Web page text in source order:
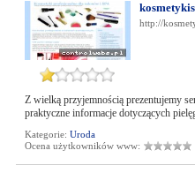
http://
Z wielką przyjemnością prezentujemy
praktyczne informacje dotyczących
Kategorie: Uroda
Ocena użytkowników www: